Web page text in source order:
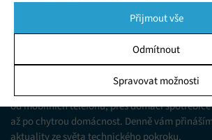
pomocí přepínačů v Zásadách cookies nebo
Spravovat souhlas ve spodní části obrazovky.
Ukládání a/nebo přístup k informacím v
publiku prostřednictvím statistik nebo
různých zdrojů.
Přijmout vše
Odmítnout
Spravovat možnosti
Jsme web zajímající se o technologické novinky
od mobilních telefonů, přes domácí spotřebiče
až po chytrou domácnost. Denně vám
aktuality ze světa technického pokroku,